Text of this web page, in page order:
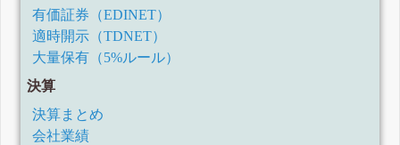
有価証券（EDINET）
適時開示（TDNET）
大量保有（5%ルール）
決算
決算まとめ
会社業績